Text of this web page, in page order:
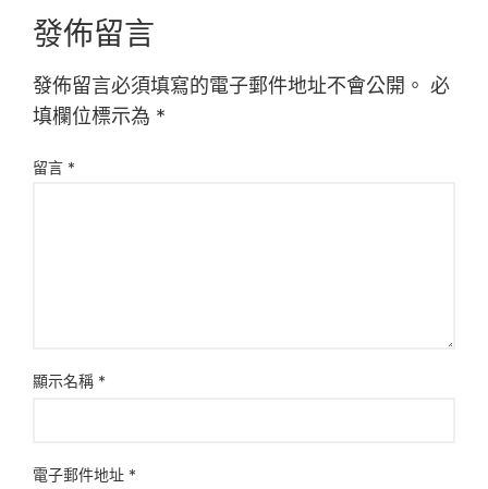
發佈留言
發佈留言必須填寫的電子郵件地址不會公開。 必
填欄位標示為 *
留言 *
顯示名稱 *
電子郵件地址 *